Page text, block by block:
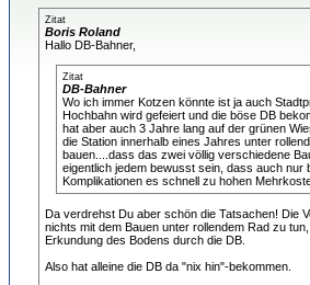
Zitat
Boris Roland
Hallo DB-Bahner,
Zitat
DB-Bahner
Wo ich immer Kotzen könnte ist ja auch
Hochbahn wird gefeiert und die böse DB
hat aber auch 3 Jahre lang auf der grünen
die Station innerhalb eines Jahres unter
bauen....dass das zwei völlig verschiedene
eigentlich jedem bewusst sein, dass auch nur
Komplikationen es schnell zu hohen
Da verdrehst Du aber schön die Tatsachen! Die
nichts mit dem Bauen unter rollendem Rad zu
Erkundung des Bodens durch die DB.
Also hat alleine die DB da "nix hin"-bekommen.